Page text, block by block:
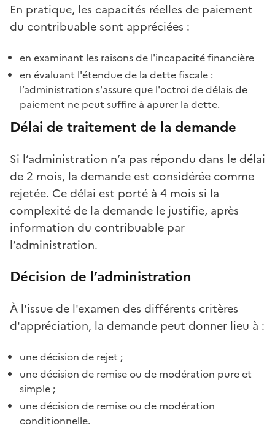
En pratique, les capacités réelles de paiement
du contribuable sont appréciées :
en examinant les raisons de l'incapacité financière
en évaluant l'étendue de la dette fiscale :
l’administration s'assure que l'octroi de délais de
paiement ne peut suffire à apurer la dette.
Délai de traitement de la demande
Si l’administration n’a pas répondu dans le délai
de 2 mois, la demande est considérée comme
rejetée. Ce délai est porté à 4 mois si la
complexité de la demande le justifie, après
information du contribuable par
l’administration.
Décision de l’administration
À l'issue de l'examen des différents critères
d'appréciation, la demande peut donner lieu à :
une décision de rejet ;
une décision de remise ou de modération pure et
simple ;
une décision de remise ou de modération
conditionnelle.